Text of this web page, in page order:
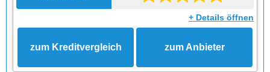
+ Details öffnen
zum Kreditvergleich zum Anbieter